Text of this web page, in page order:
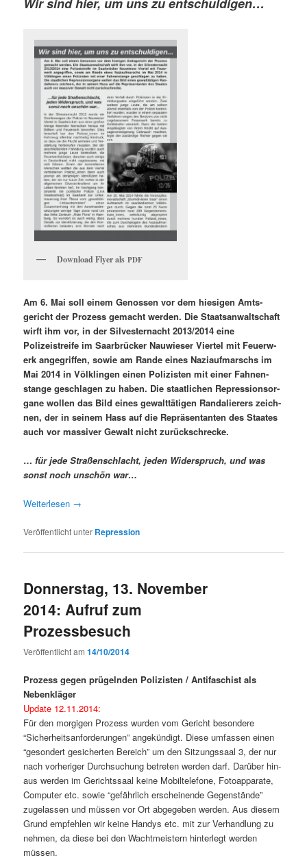
Wir sind hier, um uns zu entschuldigen…
Down­load Fly­er alsPDF
Am 6. Mai soll einem Genossen vor dem hiesi­gen Amts­
gericht der Prozess gemacht wer­den. Die Staat­san­waltschaft
wirft ihm vor, in der Sil­vester­nacht 2013/2014 eine
Polizeistreife im Saar­brück­er Nauwieser Vier­tel mit Feuer­w­
erk ange­grif­f­en, sowie am Rande eines Nazi­auf­marschs im
Mai 2014 in Völk­lin­gen einen Polizis­ten mit ein­er Fah­nen­
stange geschla­gen zu haben. Die staatlichen Repres­sion­sor­
gane wollen das Bild eines gewalt­täti­gen Ran­dalier­ers zeich­
nen, der in seinem Hass auf die Repräsen­tan­ten des Staates
auch vor mas­siv­er Gewalt nicht zurückschrecke.
…für jede Straßen­schlacht, jeden Wider­spruch, und was
son­st noch unschön war…
Weit­er­lesen →
Veröffentlicht unter Repression
Donnerstag, 13. November
2014: Aufruf zum
Prozessbesuch
Veröffentlicht am14/10/2014
Prozess gegen prügelnden Polizisten / Antifaschist als
Nebenkläger
Update 12.11.2014:
Für den morgi­gen Prozess wur­den vom Gericht beson­dere
“Sicher­heit­san­forderun­gen” angekündigt. Diese umfassen einen
“geson­dert gesicherten Bere­ich” um den Sitzungssaal 3, der nur
nach vorheriger Durch­suchung betreten wer­den darf. Darüber hin­
aus wer­den im Gerichtssaal keine Mobil­tele­fone, Fotoap­pa­rate,
Com­put­er etc. sowie “gefährlich erscheinende Gegen­stände”
zuge­lassen und müssen vor Ort abgegeben wer­den. Aus diesem
Grund empfehlen wir keine Handys etc. mit zur Ver­hand­lung zu
nehmen, da diese bei den Wacht­meis­tern hin­ter­legt wer­den
müssen.